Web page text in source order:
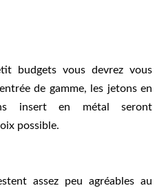
budgets vous devrez vous
de gamme, les jetons en
insert en métal seront
possible.
assez peu agréables au